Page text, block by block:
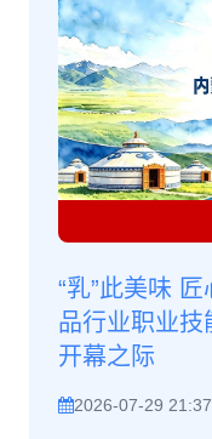
“乳”此美味
品行业职业技
开幕之际
2026-07-29